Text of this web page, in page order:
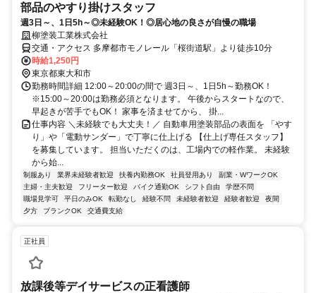
部品のやすり掛けスタッフ
週3日～、1日5h～◎未経験OK！◎居心地の良さが自慢の職場
柳塗装工業株式会社
交通・アクセス 多摩都市モノレール「桜街道駅」より徒歩10分
時給1,250円
東京都東大和市
勤務時間詳細 12:00～20:00の間で 週3日～、1日5h～勤務OK！
※15:00～20:00は勤務必須となります。 午後からスタートなので、
早起きが苦手でもOK！ 家事を済ませてから、 掛...
仕事内容 ＼未経験でも大丈夫！／ 自動車用塗装部品の表面を 「やす
り」や「電動サンダー」で丁寧に仕上げる 【仕上げ専任スタッフ】
を募集しています。 担当いただくのは、工場内での軽作業。 未経験
から始...
制服あり 業界未経験者歓迎 扶養内勤務OK 社員登用あり
副業・WワークOK
主婦・主夫歓迎
フリーター歓迎 バイク通勤OK シフト自由
学歴不問
職場見学可
平日のみOK 転勤なし 経験不問 未経験者歓迎 経験者歓迎
夜間
夕方
ブランクOK 交通費支給
正社員
放課後等デイサービスの正看護師